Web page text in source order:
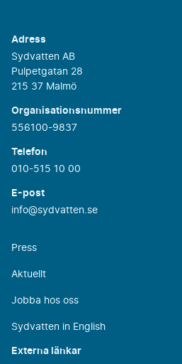
Adress
Sydvatten AB
Pulpetgatan 28
215 37 Malmö
Organisationsnummer
556100-9837
Telefon
010-515 10 00
E-post
info@sydvatten.se
Press
Aktuellt
Jobba hos oss
Sydvatten in English
Externa länkar